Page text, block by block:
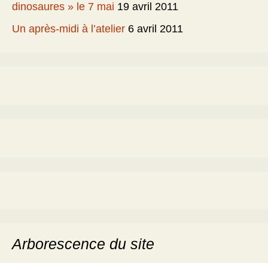
dinosaures » le 7 mai 19 avril 2011
Un après-midi à l’atelier 6 avril 2011
Arborescence du site